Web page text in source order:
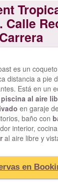
Calle
es un
distancia a pie
Está en un
piscina al aire
en garaje
baño con
interior,
al aire libre y
en